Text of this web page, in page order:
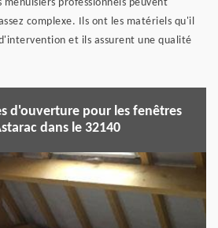
professionnels peuvent
complexe. Ils ont les matériels qu'il
et ils assurent une qualité
d'ouverture pour les fenêtres
dans le 32140